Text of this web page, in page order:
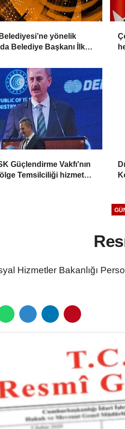
yönelik
Belediye Başkanı İlkay
Güçlendirme Vakfı'nın
Temsilciliği hizmete
Hizmetler Bakanlığı